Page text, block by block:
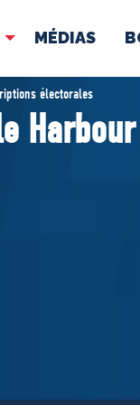
MÉDIAS
À
électorales
Harbour